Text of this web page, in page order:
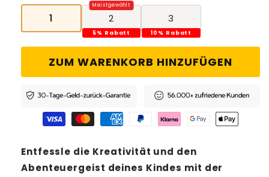
1 2
5% Rabatt
3
10% Rabatt
ZUM WARENKORB HINZUFÜGEN
Entfessle die Kreativität und den
Abenteuergeist deines Kindes mit der